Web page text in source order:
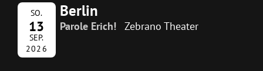
SO.
13
SEP.
2026
Berlin
Parole Erich! Zebrano Theater